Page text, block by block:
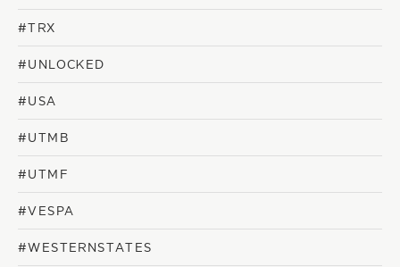
#TRX
#UNLOCKED
#USA
#UTMB
#UTMF
#VESPA
#WESTERNSTATES